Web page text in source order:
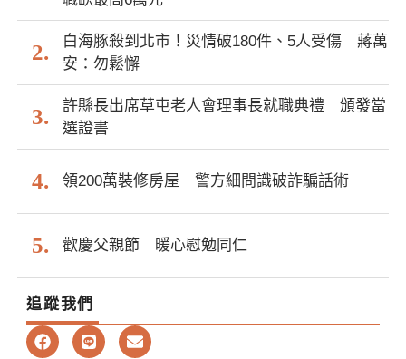
白海豚殺到北市！災情破180件、5人受傷 蔣萬
安：勿鬆懈
許縣長出席草屯老人會理事長就職典禮 頒發當
選證書
領200萬裝修房屋 警方細問識破詐騙話術
歡慶父親節 暖心慰勉同仁
追蹤我們
F
a
L
i
E
n